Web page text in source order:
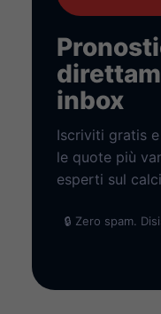
inbox
Iscriviti gratis
le quote più
esperti sul
🔒 Zero spam.